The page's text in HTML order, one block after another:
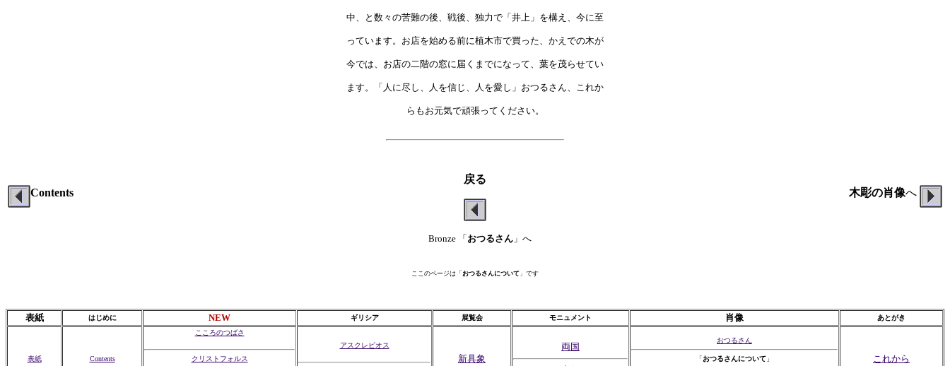
中、と数々の苦難の後、戦後、独力で「井上」を構え、今に至
っています。お店を始める前に植木市で買った、かえでの木が
今では、お店の二階の窓に届くまでになって、葉を茂らせてい
ます。「人に尽し、人を信じ、人を愛し」おつるさん、これか
らもお元気で頑張ってください。
Contents
戻る
Bronze 「 おつるさん」へ
木彫の肖像へ
ここのページは「 おつるさんについて 」です
表紙 はじめに NEW ギリシア 展覧会 モニュメント 肖像 あとがき
表紙 Contents
こころのつばさ
クリストフォルス
アスクレピオス
新具象
両国
おつるさん
「おつるさんについて 」 これから